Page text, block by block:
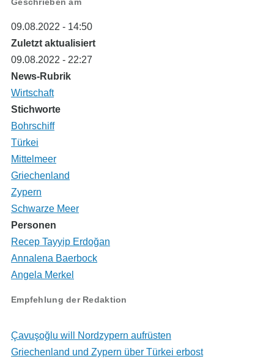
09.08.2022 - 14:50
Zuletzt aktualisiert
09.08.2022 - 22:27
News-Rubrik
Wirtschaft
Stichworte
Bohrschiff
Türkei
Mittelmeer
Griechenland
Zypern
Schwarze Meer
Personen
Recep Tayyip Erdoğan
Annalena Baerbock
Angela Merkel
Empfehlung der Redaktion
Çavuşoğlu will Nordzypern aufrüsten
Griechenland und Zypern über Türkei erbost